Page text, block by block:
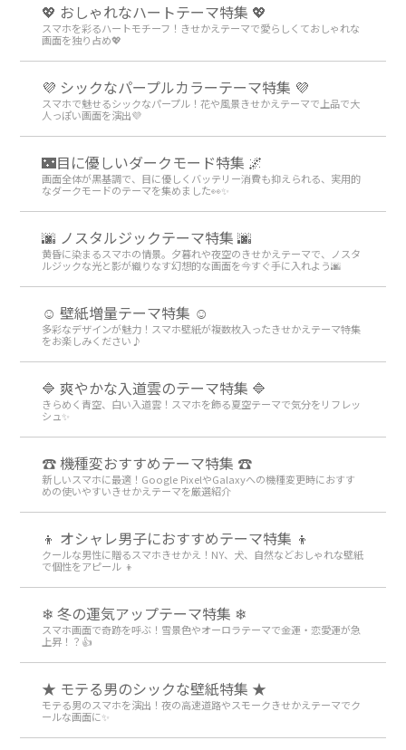
💖 おしゃれなハートテーマ特集 💖
スマホを彩るハートモチーフ！きせかえテーマで愛らしくておしゃれな
画面を独り占め💖
💜 シックなパープルカラーテーマ特集 💜
スマホで魅せるシックなパープル！花や風景きせかえテーマで上品で大
人っぽい画面を演出💜
🌃目に優しいダークモード特集 🌌
画面全体が黒基調で、目に優しくバッテリー消費も抑えられる、実用的
なダークモードのテーマを集めました👀✨
🌆 ノスタルジックテーマ特集 🌆
黄昏に染まるスマホの情景。夕暮れや夜空のきせかえテーマで、ノスタ
ルジックな光と影が織りなす幻想的な画面を今すぐ手に入れよう🌆
☺️ 壁紙増量テーマ特集 ☺️
多彩なデザインが魅力！スマホ壁紙が複数枚入ったきせかえテーマ特集
をお楽しみください♪
🔷 爽やかな入道雲のテーマ特集 🔷
きらめく青空、白い入道雲！スマホを飾る夏空テーマで気分をリフレッ
シュ✨
☎ 機種変おすすめテーマ特集 ☎
新しいスマホに最適！Google PixelやGalaxyへの機種変更時におすす
めの使いやすいきせかえテーマを厳選紹介
👦 オシャレ男子におすすめテーマ特集 👦
クールな男性に贈るスマホきせかえ！NY、犬、自然などおしゃれな壁紙
で個性をアピール 👦
❄ 冬の運気アップテーマ特集 ❄
スマホ画面で奇跡を呼ぶ！雪景色やオーロラテーマで金運・恋愛運が急
上昇！？👍
★ モテる男のシックな壁紙特集 ★
モテる男のスマホを演出！夜の高速道路やスモークきせかえテーマでク
ールな画面に✨